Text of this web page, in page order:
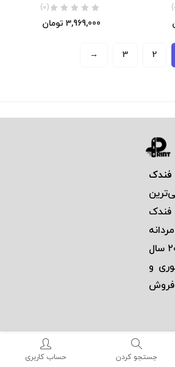
جستجو کردن حساب کاربری
(0)
3,969,000 تومان
2
3
→
فندک
و زنانه با بيش از ٢٠ سال
و